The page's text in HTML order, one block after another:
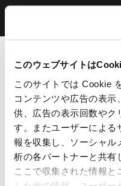
このウェブサイトは
このサイトでは Cookie
コンテンツや広告の表示
供、広告の表示回数やク
す。またユーザーによる
報を収集し、ソーシャル
析の各パートナーと共有
ここで収集された情報